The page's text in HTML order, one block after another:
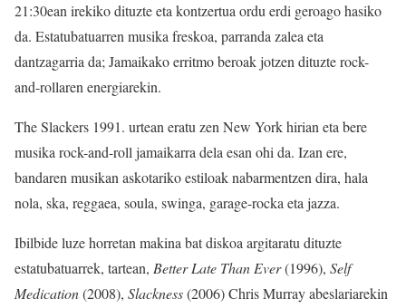
21:30ean irekiko dituzte eta kontzertua ordu erdi geroago hasiko
da. Estatubatuarren musika freskoa, parranda zalea eta
dantzagarria da; Jamaikako erritmo beroak jotzen dituzte rock-
and-rollaren energiarekin.
The Slackers 1991. urtean eratu zen New York hirian eta bere
musika rock-and-roll jamaikarra dela esan ohi da. Izan ere,
bandaren musikan askotariko estiloak nabarmentzen dira, hala
nola, ska, reggaea, soula, swinga, garage-rocka eta jazza.
Ibilbide luze horretan makina bat diskoa argitaratu dituzte
estatubatuarrek, tartean, Better Late Than Ever(1996), Self
Medication(2008), Slackness(2006) Chris Murray abeslariarekin